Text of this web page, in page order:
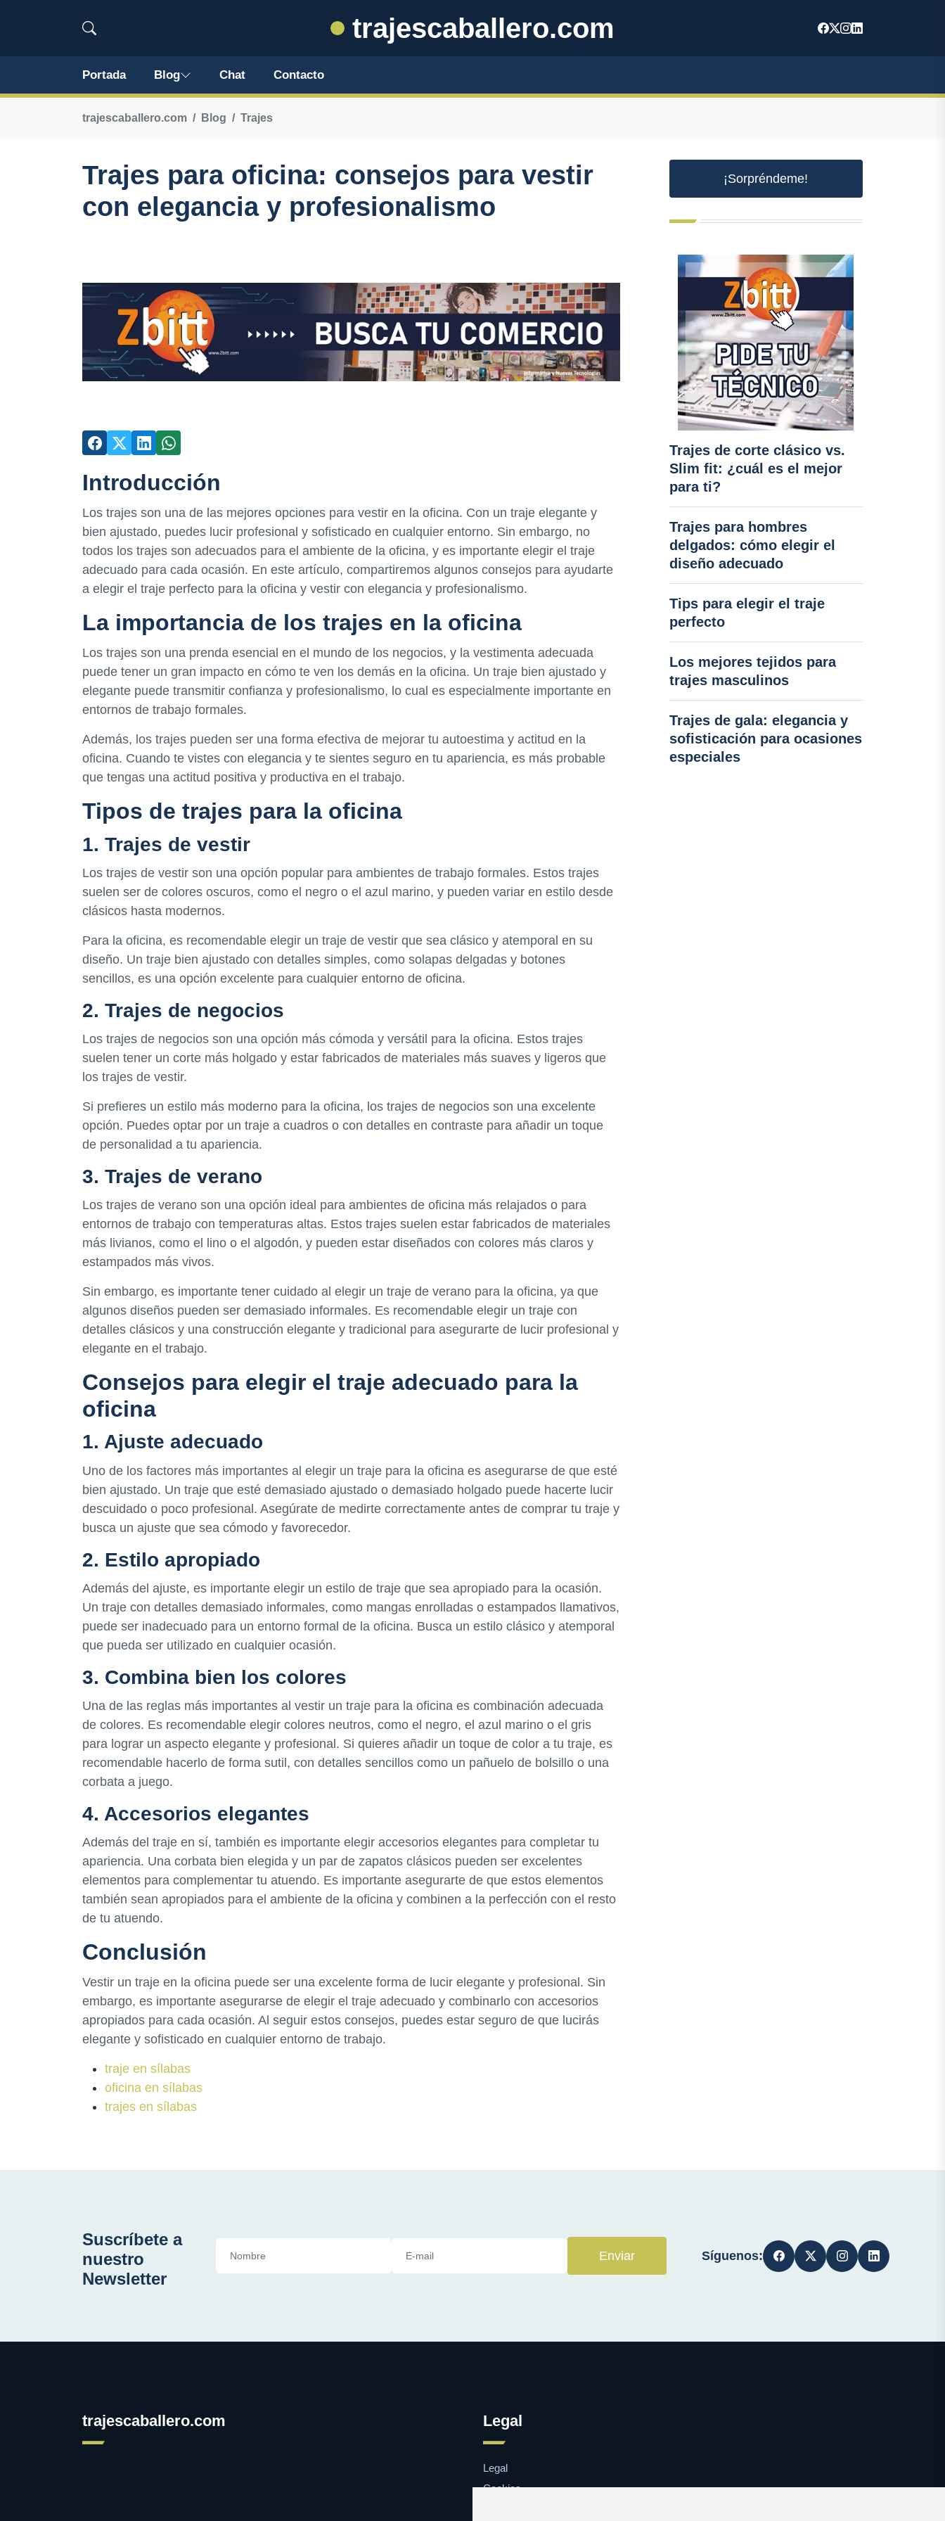
trajescaballero.com
Portada Blog Chat Contacto
trajescaballero.com Blog Trajes
Trajes para oficina: consejos para vestir
con elegancia y profesionalismo
Introducción
Los trajes son una de las mejores opciones para vestir en la oficina. Con un traje elegante y
bien ajustado, puedes lucir profesional y sofisticado en cualquier entorno. Sin embargo, no
todos los trajes son adecuados para el ambiente de la oficina, y es importante elegir el traje
adecuado para cada ocasión. En este artículo, compartiremos algunos consejos para ayudarte
a elegir el traje perfecto para la oficina y vestir con elegancia y profesionalismo.
La importancia de los trajes en la oficina
Los trajes son una prenda esencial en el mundo de los negocios, y la vestimenta adecuada
puede tener un gran impacto en cómo te ven los demás en la oficina. Un traje bien ajustado y
elegante puede transmitir confianza y profesionalismo, lo cual es especialmente importante en
entornos de trabajo formales.
Además, los trajes pueden ser una forma efectiva de mejorar tu autoestima y actitud en la
oficina. Cuando te vistes con elegancia y te sientes seguro en tu apariencia, es más probable
que tengas una actitud positiva y productiva en el trabajo.
Tipos de trajes para la oficina
1. Trajes de vestir
Los trajes de vestir son una opción popular para ambientes de trabajo formales. Estos trajes
suelen ser de colores oscuros, como el negro o el azul marino, y pueden variar en estilo desde
clásicos hasta modernos.
Para la oficina, es recomendable elegir un traje de vestir que sea clásico y atemporal en su
diseño. Un traje bien ajustado con detalles simples, como solapas delgadas y botones
sencillos, es una opción excelente para cualquier entorno de oficina.
2. Trajes de negocios
Los trajes de negocios son una opción más cómoda y versátil para la oficina. Estos trajes
suelen tener un corte más holgado y estar fabricados de materiales más suaves y ligeros que
los trajes de vestir.
Si prefieres un estilo más moderno para la oficina, los trajes de negocios son una excelente
opción. Puedes optar por un traje a cuadros o con detalles en contraste para añadir un toque
de personalidad a tu apariencia.
3. Trajes de verano
Los trajes de verano son una opción ideal para ambientes de oficina más relajados o para
entornos de trabajo con temperaturas altas. Estos trajes suelen estar fabricados de materiales
más livianos, como el lino o el algodón, y pueden estar diseñados con colores más claros y
estampados más vivos.
Sin embargo, es importante tener cuidado al elegir un traje de verano para la oficina, ya que
algunos diseños pueden ser demasiado informales. Es recomendable elegir un traje con
detalles clásicos y una construcción elegante y tradicional para asegurarte de lucir profesional y
elegante en el trabajo.
Consejos para elegir el traje adecuado para la
oficina
1. Ajuste adecuado
Uno de los factores más importantes al elegir un traje para la oficina es asegurarse de que esté
bien ajustado. Un traje que esté demasiado ajustado o demasiado holgado puede hacerte lucir
descuidado o poco profesional. Asegúrate de medirte correctamente antes de comprar tu traje y
busca un ajuste que sea cómodo y favorecedor.
2. Estilo apropiado
Además del ajuste, es importante elegir un estilo de traje que sea apropiado para la ocasión.
Un traje con detalles demasiado informales, como mangas enrolladas o estampados llamativos,
puede ser inadecuado para un entorno formal de la oficina. Busca un estilo clásico y atemporal
que pueda ser utilizado en cualquier ocasión.
3. Combina bien los colores
Una de las reglas más importantes al vestir un traje para la oficina es combinación adecuada
de colores. Es recomendable elegir colores neutros, como el negro, el azul marino o el gris
para lograr un aspecto elegante y profesional. Si quieres añadir un toque de color a tu traje, es
recomendable hacerlo de forma sutil, con detalles sencillos como un pañuelo de bolsillo o una
corbata a juego.
4. Accesorios elegantes
Además del traje en sí, también es importante elegir accesorios elegantes para completar tu
apariencia. Una corbata bien elegida y un par de zapatos clásicos pueden ser excelentes
elementos para complementar tu atuendo. Es importante asegurarte de que estos elementos
también sean apropiados para el ambiente de la oficina y combinen a la perfección con el resto
de tu atuendo.
Conclusión
Vestir un traje en la oficina puede ser una excelente forma de lucir elegante y profesional. Sin
embargo, es importante asegurarse de elegir el traje adecuado y combinarlo con accesorios
apropiados para cada ocasión. Al seguir estos consejos, puedes estar seguro de que lucirás
elegante y sofisticado en cualquier entorno de trabajo.
traje en sílabas
oficina en sílabas
trajes en sílabas
¡Sorpréndeme!
Trajes de corte clásico vs.
Slim fit: ¿cuál es el mejor
para ti?
Trajes para hombres
delgados: cómo elegir el
diseño adecuado
Tips para elegir el traje
perfecto
Los mejores tejidos para
trajes masculinos
Trajes de gala: elegancia y
sofisticación para ocasiones
especiales
Suscríbete a
nuestro
Newsletter
Enviar Síguenos:
trajescaballero.com Legal
Legal
Cookies